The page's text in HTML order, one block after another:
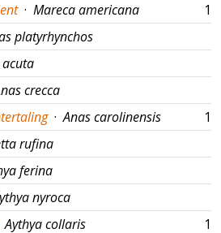
· Mareca americana
platyrhynchos
acuta
crecca
·Anas carolinensis
rufina
ferina
nyroca
Aythya collaris